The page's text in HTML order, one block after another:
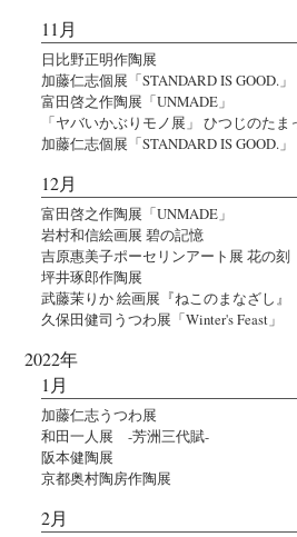
11月
日比野正明作陶展
加藤仁志個展「STANDARD IS GOOD.」
富田啓之作陶展「UNMADE」
「ヤバいかぶりモノ展」 ひつじのたま
加藤仁志個展「STANDARD IS GOOD.」
12月
富田啓之作陶展「UNMADE」
岩村和信絵画展 碧の記憶
吉原惠美子ポーセリンアート展 花の刻
坪井琢郎作陶展
武藤茉りか 絵画展『ねこのまなざし』
久保田健司うつわ展「Winter's Feast」
2022年
1月
加藤仁志うつわ展
和田一人展 -芳洲三代賦-
阪本健陶展
京都奥村陶房作陶展
2月